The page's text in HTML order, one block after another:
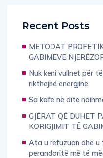
Recent Posts
METODAT
GABIMEVE
Nuk keni vullnet për
rikthejnë energjinë
Sa kafe në ditë
GJËRAT QË DUHET
KORIGJIMIT TË
Ata u refuzuan dhe u
perandoritë më të